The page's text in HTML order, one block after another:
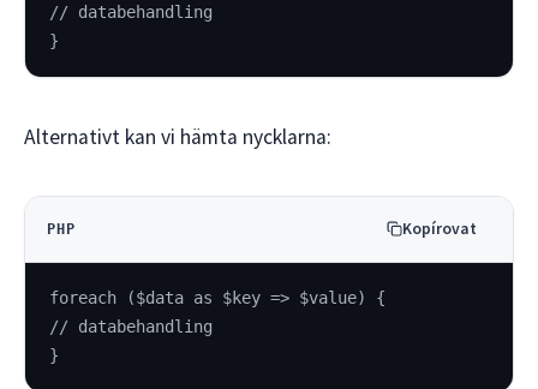
// databehandling
}
Alternativt kan vi hämta nycklarna:
PHP Kopírovat
foreach ($data as $key => $value) {
// databehandling
}